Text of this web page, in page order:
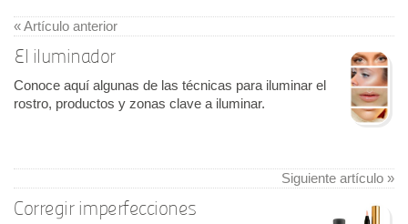
« Artículo anterior
El iluminador
Conoce aquí algunas de las técnicas para iluminar el
rostro, productos y zonas clave a iluminar.
Siguiente artículo »
Corregir imperfecciones